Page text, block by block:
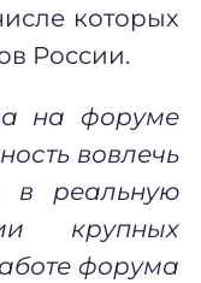
которых
России.
на форуме
вовлечь
в реальную
крупных
форума